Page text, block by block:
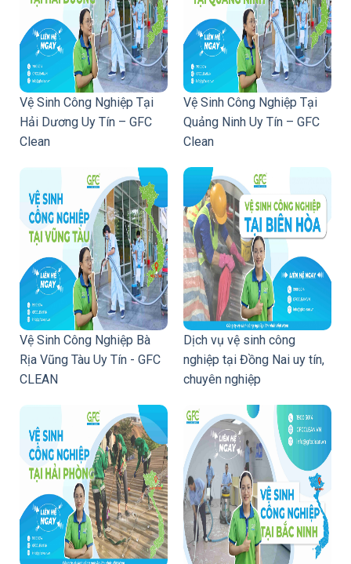
Vệ Sinh Công Nghiệp Tại
Hải Dương Uy Tín – GFC
Clean
Vệ Sinh Công Nghiệp Tại
Quảng Ninh Uy Tín – GFC
Clean
Vệ Sinh Công Nghiệp Bà
Rịa Vũng Tàu Uy Tín - GFC
CLEAN
Dịch vụ vệ sinh công
nghiệp tại Đồng Nai uy tín,
chuyên nghiệp